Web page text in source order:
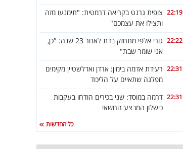
22:19 צופית גרנט בקריאה דרמטית: "תימנעו מזה
ותצילו את עצמכם"
22:22
גורי אלפי מתחזק בדת לאחר 23 שנה: "כן,
אני שומר שבת"
22:31 רעידת אדמה בימין: ארדן ואדלשטיין מקימים
מפלגה שתאיים על הליכוד
22:31 דרמה במוסד: שני בכירים הודחו בעקבות
כישלון המבצע החשאי
כל החדשות